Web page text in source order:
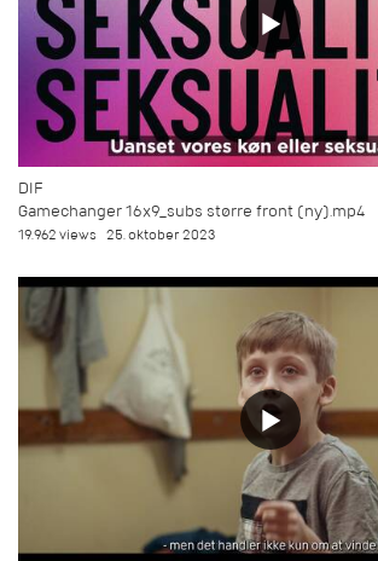
DIF
Gamechanger 16x9_subs større front (ny).mp4
19.962 views 25. oktober 2023